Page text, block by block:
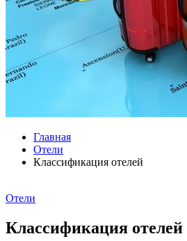
Главная
Отели
Классификация отелей
Отели
Классификация отелей